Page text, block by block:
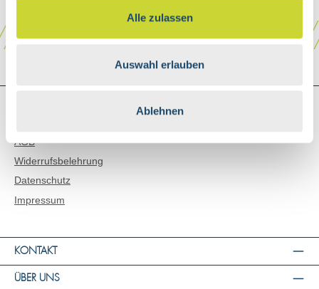
Alle zulassen
Auswahl erlauben
Ablehnen
AGB
Widerrufsbelehrung
Datenschutz
Impressum
KONTAKT
ÜBER UNS